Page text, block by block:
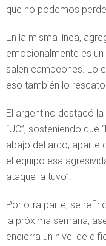
que no podemos
En la misma línea,
emocionalmente es
salen campeones. Lo
eso también lo
El argentino destacó
“UC”, sosteniendo
abajo del arco, aparte
el equipo esa
ataque la tuvo”.
Por otra parte, se
la próxima semana,
encierra un nivel de